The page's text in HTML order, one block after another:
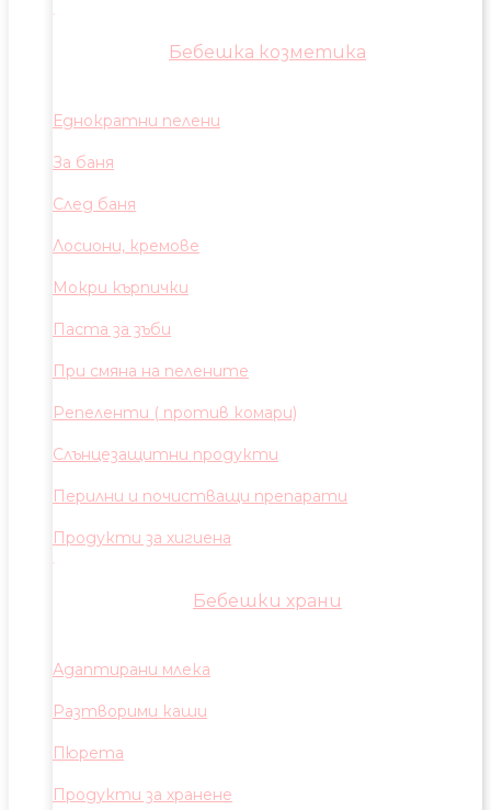
Бебешка козметика
Еднократни пелени
За баня
След баня
Лосиони, кремове
Мокри кърпички
Паста за зъби
При смяна на пелените
Репеленти ( против комари)
Слънцезащитни продукти
Перилни и почистващи препарати
Продукти за хигиена
Бебешки храни
Адаптирани млека
Разтворими каши
Пюрета
Продукти за хранене